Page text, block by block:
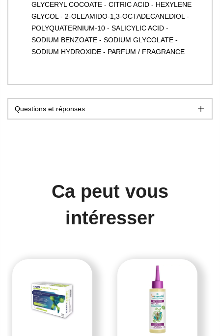
GLYCERYL COCOATE - CITRIC ACID - HEXYLENE
GLYCOL - 2-OLEAMIDO-1,3-OCTADECANEDIOL -
POLYQUATERNIUM-10 - SALICYLIC ACID -
SODIUM BENZOATE - SODIUM GLYCOLATE -
SODIUM HYDROXIDE - PARFUM / FRAGRANCE
Questions et réponses
Ca peut vous
intéresser